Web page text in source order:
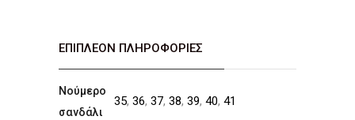
ΕΠΙΠΛΈΟΝ ΠΛΗΡΟΦΟΡΊΕΣ
Νούμερο
σανδάλι
35, 36, 37, 38, 39, 40, 41